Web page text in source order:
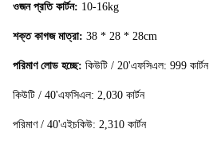
ওজন প্রতি কার্টন: 10-16kg
শক্ত কাগজ মাত্রা: 38 * 28 * 28cm
পরিমাণ লোড হচ্ছে: কিউটি / 20'এফসিএল: 999 কার্টন
কিউটি / 40'এফসিএল: 2,030 কার্টন
পরিমাণ / 40'এইচকিউ: 2,310 কার্টন